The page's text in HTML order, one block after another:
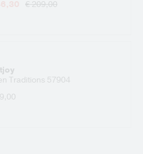
€ 209,00
Traditions 57904